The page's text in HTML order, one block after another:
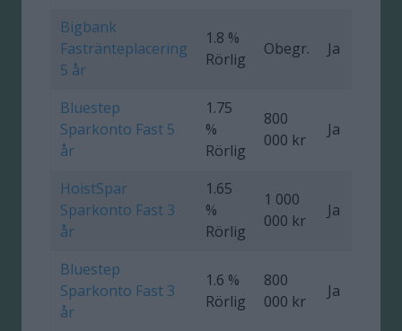
Bigbank
Fastränteplacering
5 år
1.8 %
Rörlig
Obegr. Ja
Bluestep
Sparkonto Fast 5
år
1.75
%
Rörlig
800
000 kr
Ja
HoistSpar
Sparkonto Fast 3
år
1.65
%
Rörlig
1 000
000 kr
Ja
Bluestep
Sparkonto Fast 3
år
1.6 %
Rörlig
800
000 kr
Ja